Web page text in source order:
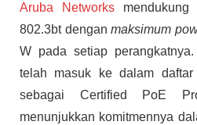
Aruba Networks
802.3bt denganmaksimum
W pada setiap
telah masuk ke dalam
sebagai Certified PoE
menunjukkan komitmennya